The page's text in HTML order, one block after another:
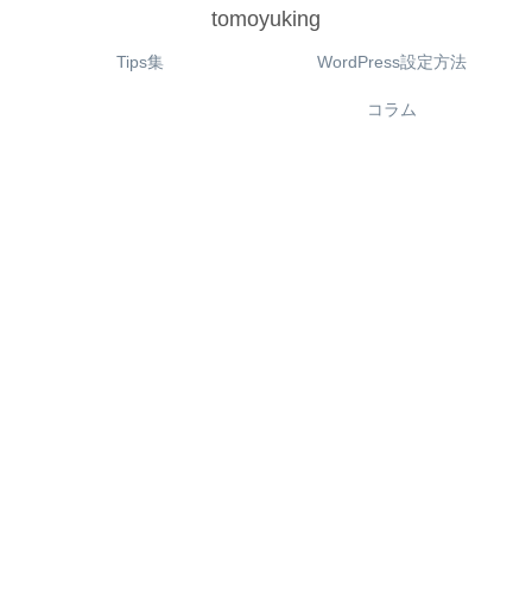
tomoyuking
Tips集 WordPress設定方法
コラム